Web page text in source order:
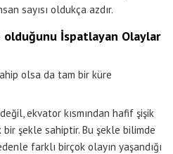
sayısı oldukça azdır.
olduğunu İspatlayan Olaylar
olsa da tam bir küre
ekvator kısmından hafif şişik
şekle sahiptir. Bu şekle bilimde
farklı birçok olayın yaşandığı